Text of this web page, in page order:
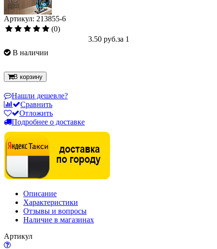
Артикул: 213855-6
(0)
3.50 руб.за 1
В наличии
В корзину
Нашли дешевле?
Сравнить
Отложить
Подробнее о доставке
Описание
Характеристики
Отзывы и вопросы
Наличие в магазинах
Артикул